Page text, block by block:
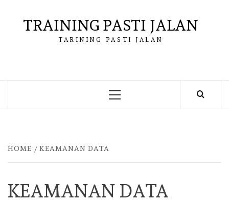
contentTRAINING PASTI JALAN
TARINING PASTI JALAN
Primary
HOME KEAMANAN DATA
KEAMANAN DATA